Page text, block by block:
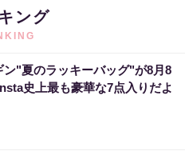
ング
"夏のラッキーバッグ"が8月8
史上最も豪華な7点入りだよ